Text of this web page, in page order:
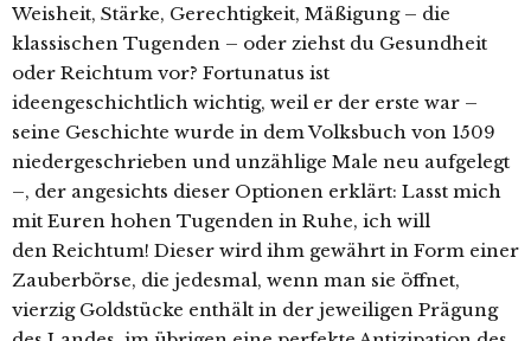
Weisheit, Stärke, Gerechtigkeit, Mäßigung – die
klassischen Tugenden – oder ziehst du Gesundheit
oder Reichtum vor? Fortunatus ist
ideengeschichtlich wichtig, weil er der erste war –
seine Geschichte wurde in dem Volksbuch von 1509
niedergeschrieben und unzählige Male neu aufgelegt
–, der angesichts dieser Optionen erklärt: Lasst mich
mit Euren hohen Tugenden in Ruhe, ich will
den Reichtum! Dieser wird ihm gewährt in Form einer
Zauberbörse, die jedesmal, wenn man sie öffnet,
vierzig Goldstücke enthält in der jeweiligen Prägung